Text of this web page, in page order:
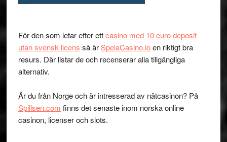
För den som letar efter ettcasino med 10 euro deposit
utan svensk licens så ärSpelaCasino.ioen riktigt bra
resurs. Där listar de och recenserar alla tillgängliga
alternativ.
Är du från Norge och är intresserad av nätcasinon? På
Spillsen.com finns det senaste inom norska online
casinon, licenser och slots.